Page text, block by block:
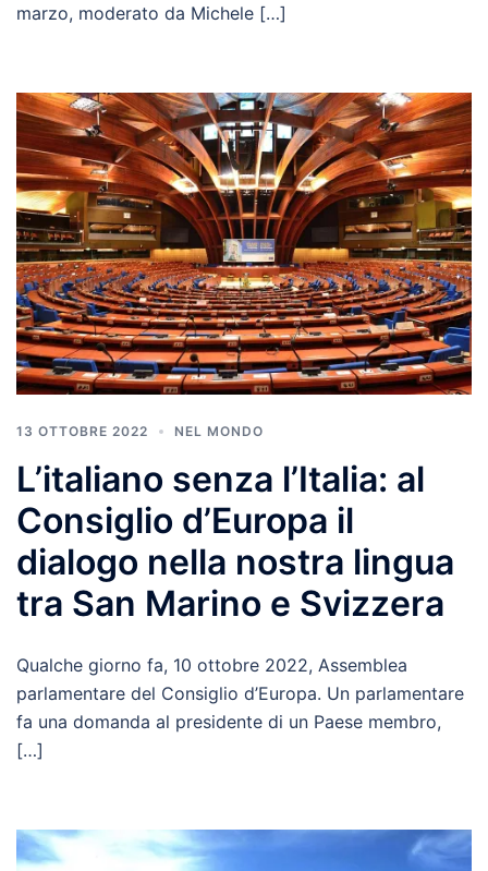
marzo, moderato da Michele […]
13 OTTOBRE 2022 NEL MONDO
L’italiano senza l’Italia: al
Consiglio d’Europa il
dialogo nella nostra lingua
tra San Marino e Svizzera
Qualche giorno fa, 10 ottobre 2022, Assemblea
parlamentare del Consiglio d’Europa. Un parlamentare
fa una domanda al presidente di un Paese membro,
[…]